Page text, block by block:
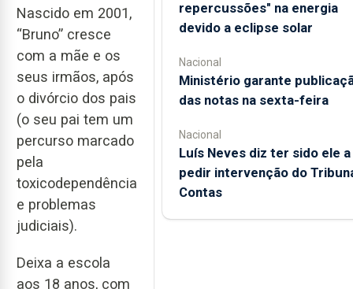
Nascido em 2001,
“Bruno” cresce
com a mãe e os
seus irmãos, após
o divórcio dos pais
(o seu pai tem um
percurso marcado
pela
toxicodependência
e problemas
judiciais).
Deixa a escola
aos 18 anos, com
repercussões" na energia
devido a eclipse solar
Nacional
Ministério garante
das notas na sexta-feira
Nacional
Luís Neves diz ter sido ele a
pedir intervenção do
Contas